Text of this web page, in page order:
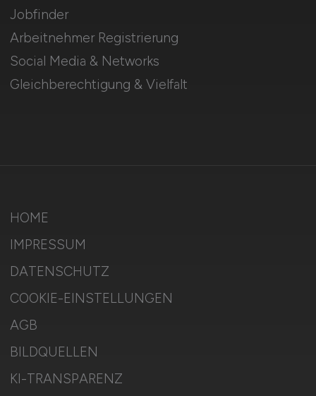
Jobfinder
Arbeitnehmer Registrierung
Social Media & Networks
Gleichberechtigung & Vielfalt
HOME
IMPRESSUM
DATENSCHUTZ
COOKIE-EINSTELLUNGEN
AGB
BILDQUELLEN
KI-TRANSPARENZ